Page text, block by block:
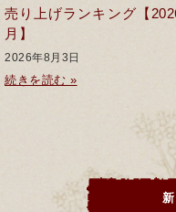
売り上げランキング【
月】
2026年8月3日
続きを読む »